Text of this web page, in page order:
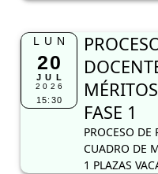
LUN
20
JUL
2026
15:30
FASE 1
PROCESO
CUADRO DE
1 PLAZAS